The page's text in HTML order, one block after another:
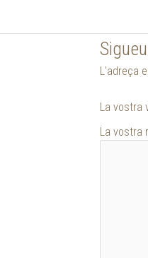
L'adreça
La vostra
La vostra